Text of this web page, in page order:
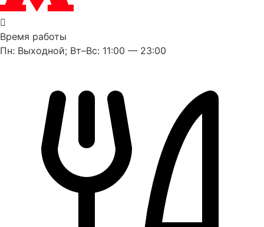
Время работы
Пн: Выходной; Вт–Вс: 11:00 — 23:00